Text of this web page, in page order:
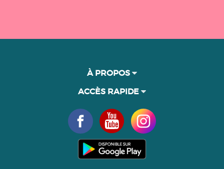
À PROPOS
ACCÈS RAPIDE